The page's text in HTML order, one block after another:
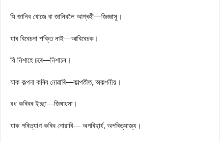
যি জানিব খোজে বা জানিবলৈ আগ্ৰহী—জিজ্ঞাসু।
যাৰ বিবেচনা শক্তি নাই—আবিবেচক।
যি নিশাহে চৰে—নিশাচৰ।
যাক কল্পনা কৰিব নোৱাৰি—কাল্পতীত, অকল্পনীয়।
বধ কৰিবৰ ইচ্ছা—জিঘাংসা।
যাক পৰিত্যাগ কৰিব নোৱাৰি— অপৰিহাৰ্য, অপৰিত্যাজ্য।